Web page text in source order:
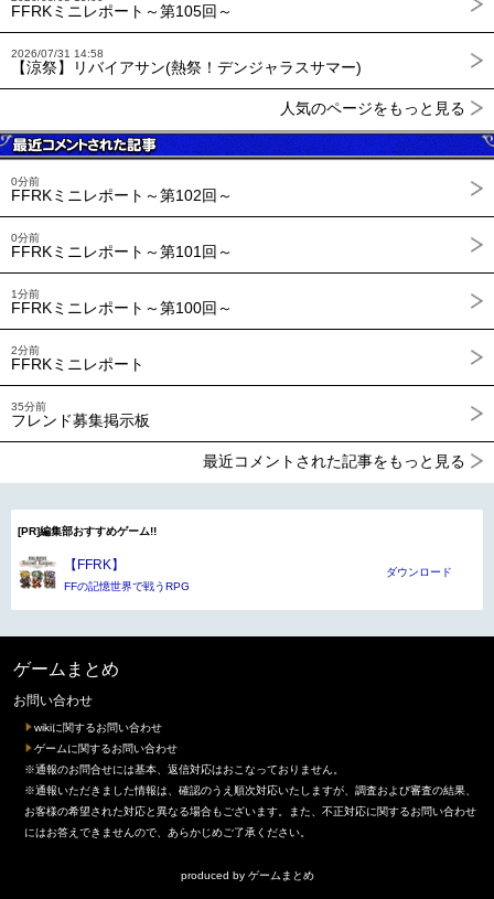
FFRKミニレポート～第105回～
2026/07/31 14:58
【涼祭】リバイアサン(熱祭！デンジャラスサマー)
人気のページをもっと見る
0分前
FFRKミニレポート～第102回～
0分前
FFRKミニレポート～第101回～
1分前
FFRKミニレポート～第100回～
2分前
FFRKミニレポート
35分前
フレンド募集掲示板
最近コメントされた記事をもっと見る
[PR]編集部おすすめゲーム!!
【FFRK】
FFの記憶世界で戦うRPG
ダウンロード
ゲームまとめ
お問い合わせ
wikiに関するお問い合わせ
ゲームに関するお問い合わせ
※通報のお問合せには基本、返信対応はおこなっておりません。
※通報いただきました情報は、確認のうえ順次対応いたしますが、調査および審査の結果、
お客様の希望された対応と異なる場合もございます。また、不正対応に関するお問い合わせ
にはお答えできませんので、あらかじめご了承ください。
produced by ゲームまとめ